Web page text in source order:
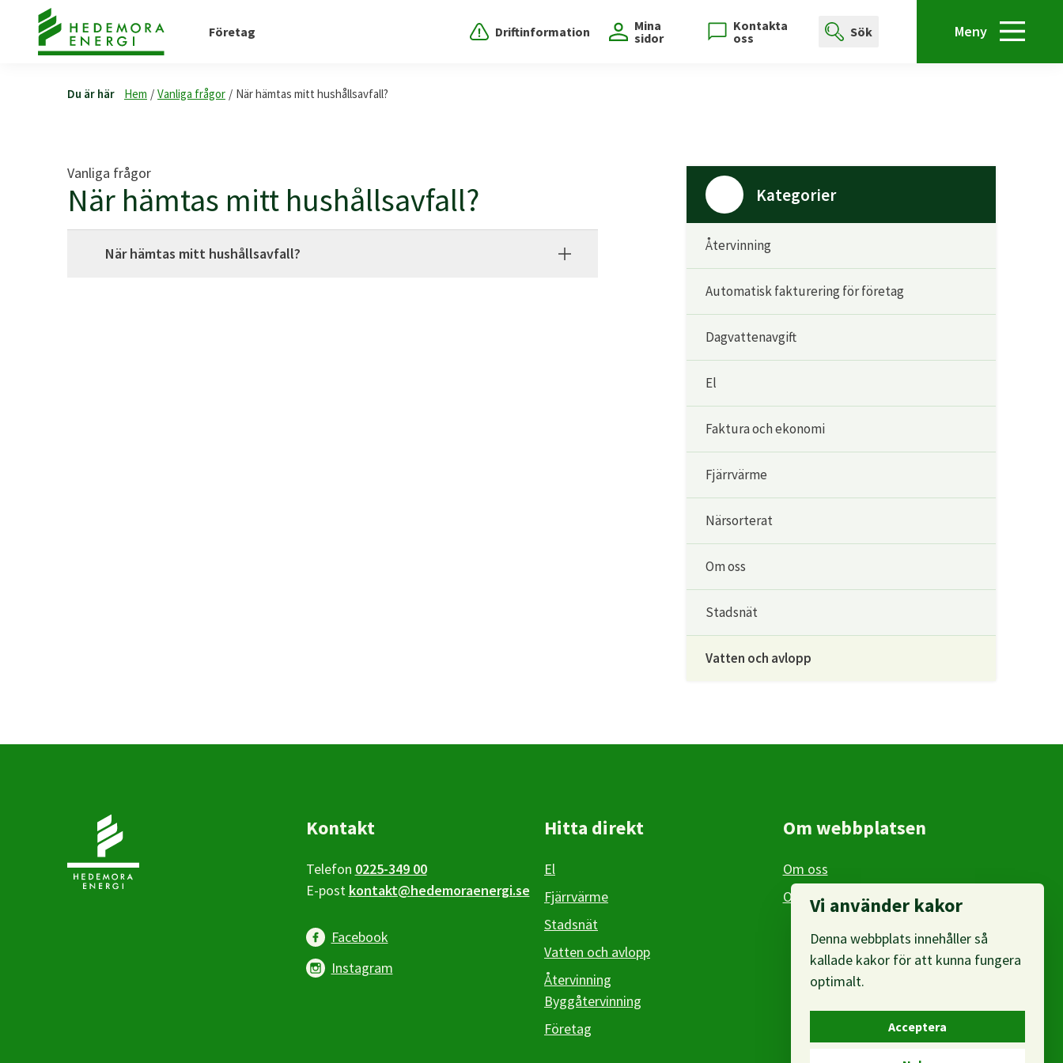
Företag Driftinformation
Mina
sidor
Kontakta
oss
Sök Meny
Du är här Hem / Vanliga frågor / När hämtas mitt hushållsavfall?
Vanliga frågor
När hämtas mitt hushållsavfall?
När hämtas mitt hushållsavfall?
Kategorier
Återvinning
Automatisk fakturering för företag
Dagvattenavgift
El
Faktura och ekonomi
Fjärrvärme
Närsorterat
Om oss
Stadsnät
Vatten och avlopp
Kontakt
Telefon 0225-349 00
E-post kontakt@hedemoraenergi.se
Facebook
Instagram
Hitta direkt
El
Fjärrvärme
Stadsnät
Vatten och avlopp
Återvinning
Byggåtervinning
Företag
Om webbplatsen
Om oss
Om personuppgifter
Vi använder kakor
Denna webbplats innehåller så
kallade kakor för att kunna fungera
optimalt.
Acceptera